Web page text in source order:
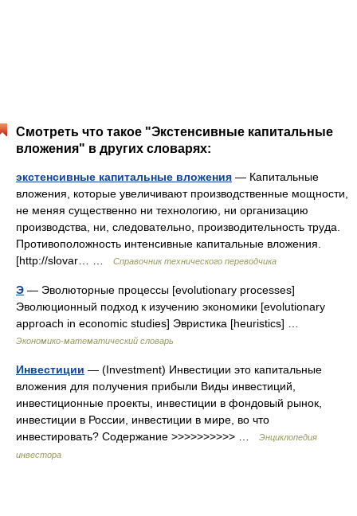
Смотреть что такое "Экстенсивные капитальные
вложения" в других словарях:
экстенсивные капитальные вложения — Капитальные
вложения, которые увеличивают производственные мощности,
не меняя существенно ни технологию, ни организацию
производства, ни, следовательно, производительность труда.
Противоположность интенсивные капитальные вложения.
[http://slovar… …
Справочник технического переводчика
Э — Эволюторные процессы [evolutionary processes]
Эволюционный подход к изучению экономики [evolutionary
approach in economic studies] Эвристика [heuristics] …
Экономико-математический словарь
Инвестиции — (Investment) Инвестиции это капитальные
вложения для получения прибыли Виды инвестиций,
инвестиционные проекты, инвестиции в фондовый рынок,
инвестиции в России, инвестиции в мире, во что
инвестировать? Содержание >>>>>>>>>> …
Энциклопедия
инвестора